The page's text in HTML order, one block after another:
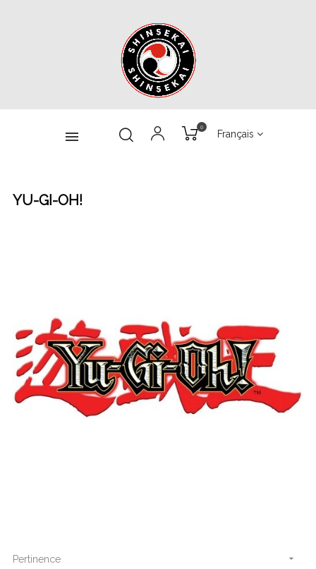
Français
0
YU-GI-OH!
Pertinence 